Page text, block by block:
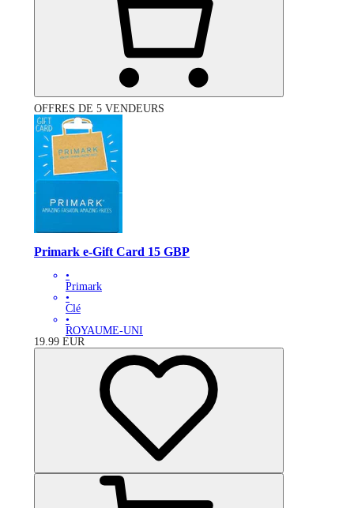
OFFRES DE 5 VENDEURS
Primark e-Gift Card 15 GBP
•
Primark
•
Clé
•
ROYAUME-UNI
19.99 EUR